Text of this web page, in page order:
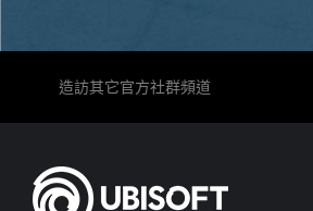
造訪其它官方社群頻道